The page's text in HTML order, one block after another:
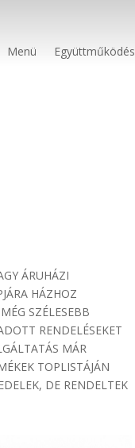
Menü Együttműködés
ÁRUHÁZI
HÁZHOZ
SZÉLESEBB
RENDELÉSEKET
MÁR
TOPLISTÁJÁN
DE RENDELTEK